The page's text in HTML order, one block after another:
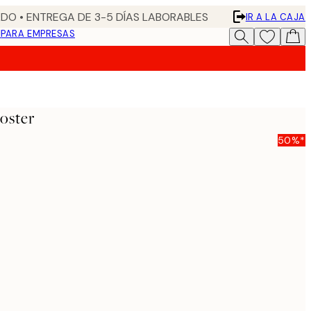
• ENTREGA DE 3-5 DÍAS LABORABLES
IR A LA CAJA
PARA EMPRESAS
50%*